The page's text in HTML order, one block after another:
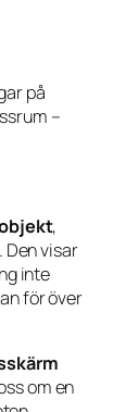
på
–
,
visar
inte
för över
om en